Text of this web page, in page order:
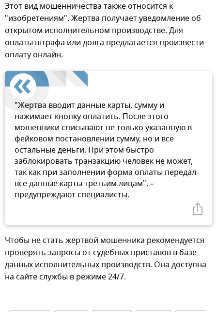
Этот вид мошенничества также относится к
"изобретениям". Жертва получает уведомление об
открытом исполнительном производстве. Для
оплаты штрафа или долга предлагается произвести
оплату онлайн.
"Жертва вводит данные карты, сумму и
нажимает кнопку оплатить. После этого
мошенники списывают не только указанную в
фейковом постановлении сумму, но и все
остальные деньги. При этом быстро
заблокировать транзакцию человек не может,
так как при заполнении форма оплаты передал
все данные карты третьим лицам", –
предупреждают специалисты.
Чтобы не стать жертвой мошенника рекомендуется
проверять запросы от судебных приставов в базе
данных исполнительных производств. Она доступна
на сайте службы в режиме 24/7.